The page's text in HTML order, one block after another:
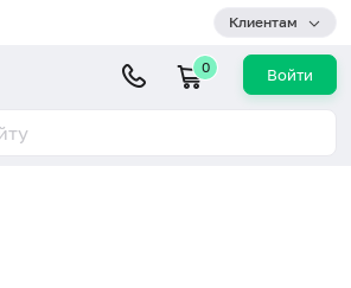
Клиентам
0 Войти